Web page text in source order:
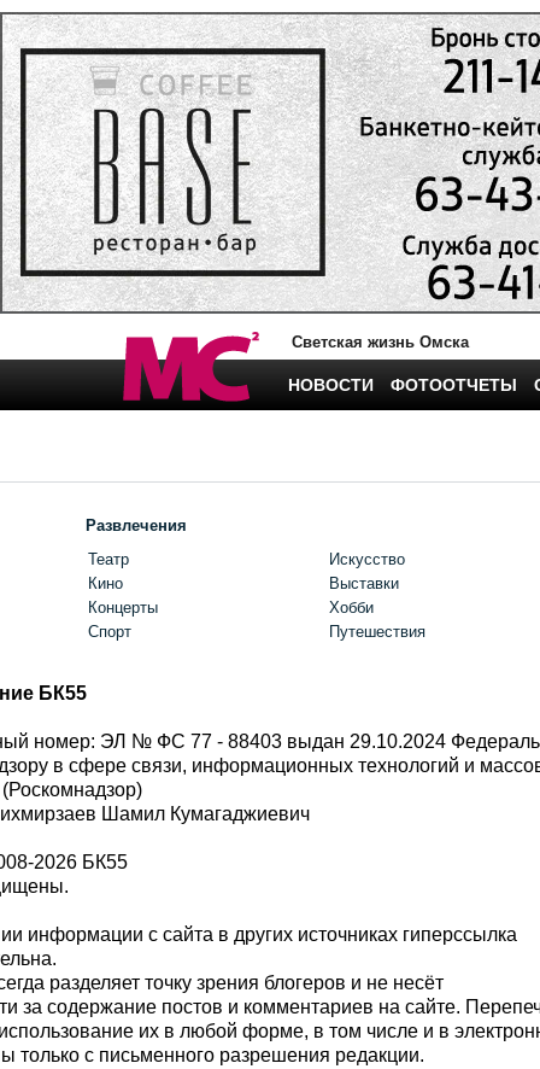
Светская жизнь Омска
НОВОСТИ ФОТООТЧЕТЫ
Развлечения
Театр
Кино
Концерты
Спорт
Искусство
Выставки
Хобби
Путешествия
БК55
номер: ЭЛ № ФС 77 - 88403 выдан 29.10.2024
в сфере связи, информационных технологий и
Шамил Кумагаджиевич
2026 БК55
информации с сайта в других источниках гиперссылка
разделяет точку зрения блогеров и не несёт
за содержание постов и комментариев на сайте.
их в любой форме, в том числе и в
с письменного разрешения редакции.